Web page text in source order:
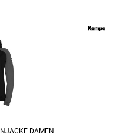
DAMEN